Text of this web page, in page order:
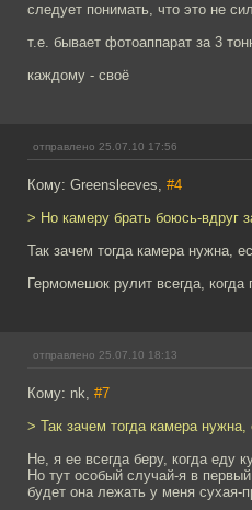
следует понимать, что это не
т.е. бывает фотоаппарат за 3
каждому - своё
отправлено 25.07.10 17:56
Кому: Greensleeves, #4
> Но камеру брать боюсь-вдруг
Так зачем тогда камера нужна,
Гермомешок рулит всегда,
отправлено 25.07.10 18:13
Кому: nk, #7
> Так зачем тогда камера
Не, я ее всегда беру, когда еду
Но тут особый случай-я в
будет она лежать у меня сухая-